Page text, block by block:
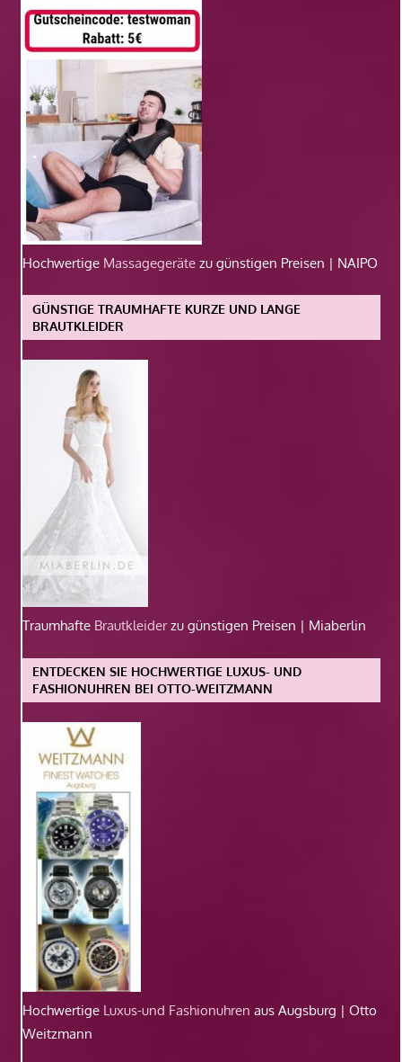
Hochwertige Massagegeräte zu günstigen Preisen | NAIPO
GÜNSTIGE TRAUMHAFTE KURZE UND LANGE
BRAUTKLEIDER
Traumhafte Brautkleiderzu günstigen Preisen | Miaberlin
ENTDECKEN SIE HOCHWERTIGE LUXUS- UND
FASHIONUHREN BEI OTTO-WEITZMANN
Hochwertige Luxus-und Fashionuhren aus Augsburg | Otto
Weitzmann